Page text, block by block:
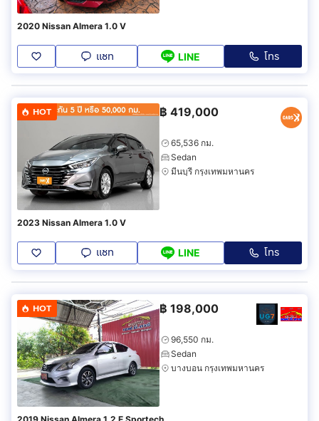
2020 Nissan Almera 1.0 V
แชท LINE โทร
HOT ฿ 419,000
65,536 กม.
Sedan
มีนบุรี กรุงเทพมหานคร
2023 Nissan Almera 1.0 V
แชท LINE โทร
HOT ฿ 198,000
96,550 กม.
Sedan
บางบอน กรุงเทพมหานคร